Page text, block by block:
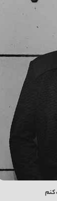
کنم